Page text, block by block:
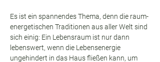
Es ist ein spannendes Thema, denn die raum­
energetischen Traditionen aus aller Welt sind
sich einig: Ein Lebensraum ist nur dann
lebenswert, wenn die Lebensenergie
ungehindert in das Haus fließen kann, um